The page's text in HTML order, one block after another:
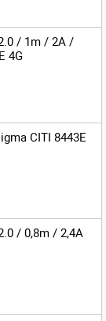
/ 1m / 2A /
4G
CITI 8443E
/ 0,8m / 2,4A